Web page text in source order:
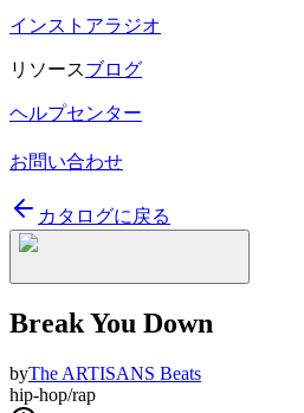
インストアラジオ
リソースブログ
ヘルプセンター
お問い合わせ
カタログに戻る
Break You Down
byThe ARTISANS Beats
hip-hop/rap